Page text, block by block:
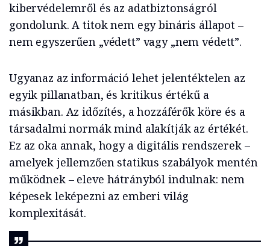
kibervédelemről és az adatbiztonságról
gondolunk. A titok nem egy bináris állapot –
nem egyszerűen „védett” vagy „nem védett”.
Ugyanaz az információ lehet jelentéktelen az
egyik pillanatban, és kritikus értékű a
másikban. Az időzítés, a hozzáférők köre és a
társadalmi normák mind alakítják az értékét.
Ez az oka annak, hogy a digitális rendszerek –
amelyek jellemzően statikus szabályok mentén
működnek – eleve hátrányból indulnak: nem
képesek leképezni az emberi világ
komplexitását.